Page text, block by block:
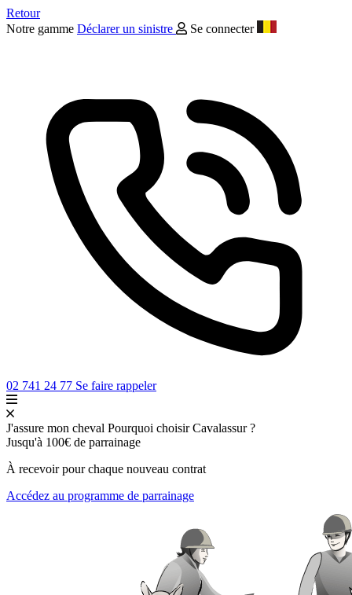
Retour
Notre gamme Déclarer un sinistre Se connecter
02 741 24 77 Se faire rappeler
J'assure mon cheval Pourquoi choisir Cavalassur ?
Jusqu'à 100€ de parrainage
À recevoir pour chaque nouveau contrat
Accédez au programme de parrainage